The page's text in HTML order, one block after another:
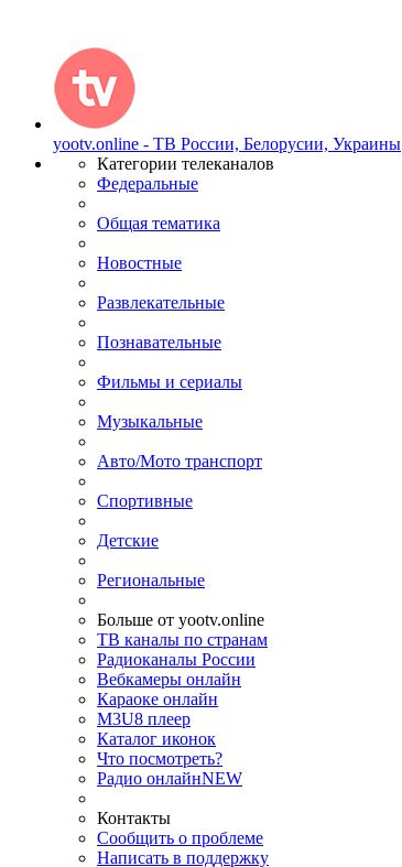
yootv.online - ТВ России, Белорусии, Украины
Категории телеканалов
Федеральные
Общая тематика
Новостные
Развлекательные
Познавательные
Фильмы и сериалы
Музыкальные
Авто/Мото транспорт
Спортивные
Детские
Региональные
Больше от yootv.online
ТВ каналы по странам
Радиоканалы России
Вебкамеры онлайн
Караоке онлайн
M3U8 плеер
Каталог иконок
Что посмотреть?
Радио онлайнNEW
Контакты
Сообщить о проблеме
Написать в поддержку